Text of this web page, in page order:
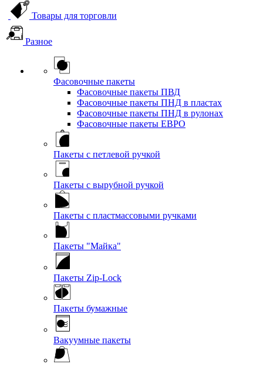
Товары для торговли
Разное
Фасовочные пакеты
Фасовочные пакеты ПВД
Фасовочные пакеты ПНД в пластах
Фасовочные пакеты ПНД в рулонах
Фасовочные пакеты ЕВРО
Пакеты с петлевой ручкой
Пакеты с вырубной ручкой
Пакеты с пластмассовыми ручками
Пакеты "Майка"
Пакеты Zip-Lock
Пакеты бумажные
Вакуумные пакеты